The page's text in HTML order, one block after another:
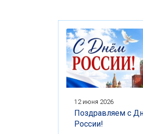
12 июня 2026
Поздравляем с
России!